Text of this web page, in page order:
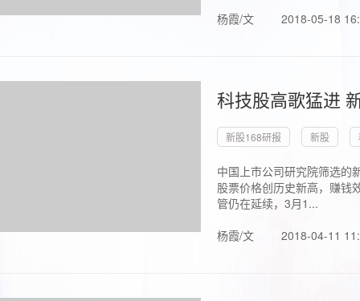
杨霞/文 2018-05-18
科技股高歌猛进
新股168研报 新股
中国上市公司研究院筛选的
股票价格创历史新高，赚钱
管仍在延续，3月1...
杨霞/文
2018-04-11